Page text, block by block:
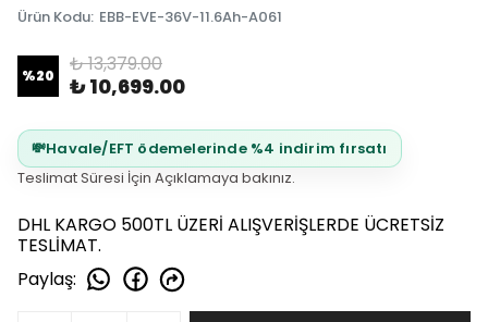
Ürün Kodu: EBB-EVE-36V-11.6Ah-A061
%20 ₺ 13,379.00
₺ 10,699.00
💸Havale/EFT ödemelerinde %4 indirim fırsatı
Teslimat Süresi İçin Açıklamaya bakınız.
DHL KARGO 500TL ÜZERİ ALIŞVERİŞLERDE ÜCRETSİZ
TESLİMAT.
Paylaş: